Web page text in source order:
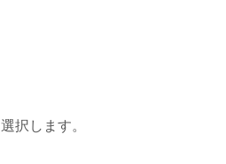
択します。